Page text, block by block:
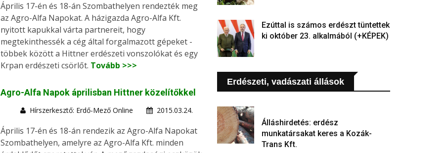
Április 17-én és 18-án Szombathelyen rendezték meg
az Agro-Alfa Napokat. A házigazda Agro-Alfa Kft.
nyitott kapukkal várta partnereit, hogy
megtekinthessék a cég által forgalmazott gépeket -
többek között a Hittner erdészeti vonszolókat és egy
Krpan erdészeti csörlőt. Tovább >>>
Agro-Alfa Napok áprilisban Hittner közelítőkkel
Hírszerkesztő: Erdő-Mező Online 2015.03.24.
Április 17-én és 18-án rendezik az Agro-Alfa Napokat
Szombathelyen, amelyre az Agro-Alfa Kft. minden
Ezúttal is számos erdészt tüntettek
ki október 23. alkalmából (+KÉPEK)
Erdészeti, vadászati állások
Álláshirdetés: erdész
munkatársakat keres a Kozák-
Trans Kft.